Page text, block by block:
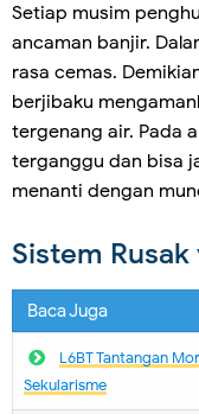
Setiap musim
ancaman banjir.
rasa cemas.
berjibaku
tergenang air. Pada
terganggu dan bisa
menanti dengan
Sistem
Baca Juga
L6BT Tantangan
Sekularisme